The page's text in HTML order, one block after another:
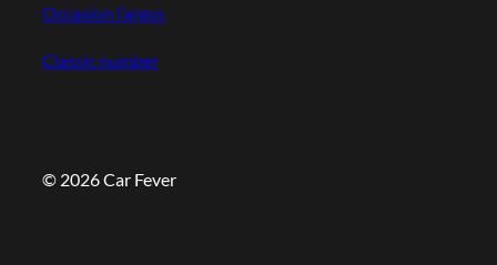
Occasion l’argus
Classic number
© 2026 Car Fever